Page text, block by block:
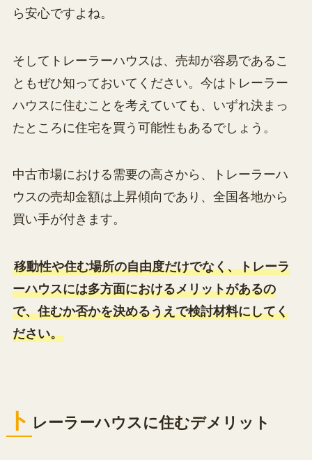
ら安心ですよね。
そしてトレーラーハウスは、売却が容易であるこ
ともぜひ知っておいてください。今はトレーラー
ハウスに住むことを考えていても、いずれ決まっ
たところに住宅を買う可能性もあるでしょう。
中古市場における需要の高さから、トレーラーハ
ウスの売却金額は上昇傾向であり、全国各地から
買い手が付きます。
移動性や住む場所の自由度だけでなく、トレーラ
ーハウスには多方面におけるメリットがあるの
で、住むか否かを決めるうえで検討材料にしてく
ださい。
ト レーラーハウスに住むデメリット